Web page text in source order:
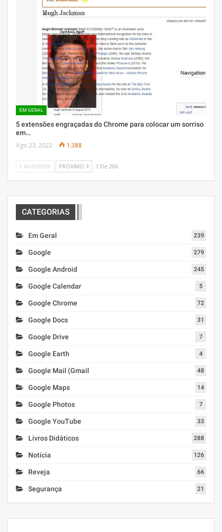
EM GERAL
5 extensões engraçadas do Chrome para colocar um sorriso
em…
Ago 23, 2022 1.388
ANTERIOR PRÓXIMO 1 De 206
CATEGORIAS
Em Geral 239
Google 279
Google Android 245
Google Calendar 5
Google Chrome 72
Google Docs 31
Google Drive 7
Google Earth 4
Google Mail (Gmail 48
Google Maps 14
Google Photos 7
Google YouTube 33
Livros Didáticos 288
Notícia 126
Reveja 66
Segurança 21